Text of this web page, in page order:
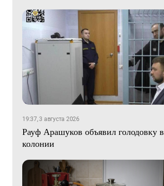
19:37, 3 августа 2026
Рауф Арашуков объявил голодовку в
колонии